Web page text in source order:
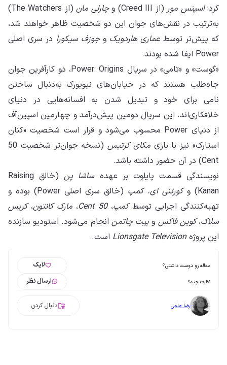
کرد:اسپنس مور(از Creed III) و چارلی مان
(از The Watchers)
به‌ترتیب در نقش‌های جوان این دو شخصیت ظاهر خواهند شد،
که پیش‌تر توسطعماری هاردویک وجوزف سیکورا در سری اصلی
Power ایفا شده بودند.
«گوست» و «تامی» در سریال Power: Origins، دو کارآفرین جوان
جاه‌طلب هستند که در خیابان‌های نیویورک به‌دنبال ساختن
نامی برای خود و تبدیل شدن به افسانه‌هایی در دنیای
خلافکاری‌اند. این سریال دومین پیش‌درآمد و چهارمین اسپین‌آف
از دنیای Power محسوب می‌شود و قرار است شخصیت «کنان
استارک» نیز با بازیمکای کرتیس
(نسخه جوان‌تر شخصیت 50
Cent) در آن حضور داشته باشد.
نویسندگی قسمت پایلوت بر عهده ساشا پن
(خالق Raising
Kanan) و
کورتنی ای. کمپ
(خالق سری اصلی Power) بوده و
تهیه‌کنندگی اجرایی توسطکمپ،50 Cent ، مارک کانتون،کریس
سلاک،کوین فاکس و پیت چاتمن انجام می‌شود. استودیو سازنده
این پروژهLionsgate Television است.
مقاله رو دوست داشتی؟ لایک
نظرت چیه؟ ارسال نظر
رضا علمی دنبال کردن